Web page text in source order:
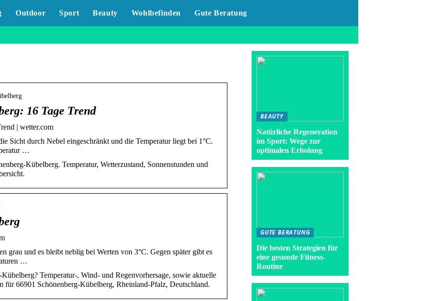
Outdoor Sport Beauty Wohlbefinden Gute Beratung
16 Tage Trend
| wetter.com
Sicht durch Nebel eingeschränkt und die Temperatur liegt bei 1°C.
…
Kübelberg. Temperatur, Wetterzustand, Sonnenstunden und
grau und es bleibt neblig bei Werten von 3°C. Gegen später gibt es
…
Temperatur-, Wind- und Regenvorhersage, sowie aktuelle
für 66901 Schönenberg-Kübelberg, Rheinland-Pfalz, Deutschland.
BEAUTY
Natürliche Regeneration
im Sport: Wege zur
optimalen Erholung
GUTE BERATUNG
Die besten Strategien für
eine gesunde Fitness-
Routine